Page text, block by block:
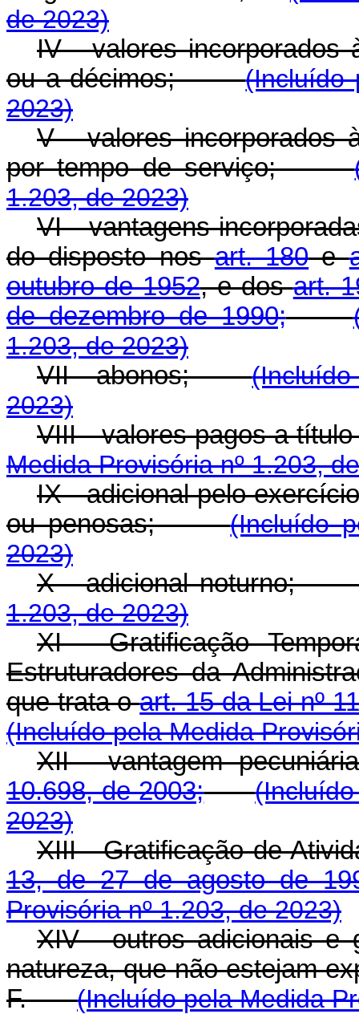
de 2023)
IV - valores incorporados
ou a décimos;(Incluído
2023)
V - valores incorporados
por tempo de serviço;
1.203, de 2023)
VI - vantagens
do disposto nosart. 180e
outubro de 1952, e dosart.
de dezembro de 1990;
1.203, de 2023)
VII - abonos;(Incluído
2023)
VIII - valores pagos a
Medida Provisória nº 1.203,
IX - adicional pelo
ou penosas;(Incluído
2023)
X - adicional
1.203, de 2023)
XI - Gratificação
Estruturadores da
que trata oart. 15 da Lei nº
(Incluído pela Medida
XII - vantagem
10.698, de 2003;
2023)
XIII - Gratificação de
13, de 27 de agosto de
Provisória nº 1.203, de 2023)
XIV - outros adicionais e
natureza, que não estejam
F.(Incluído pela Medida